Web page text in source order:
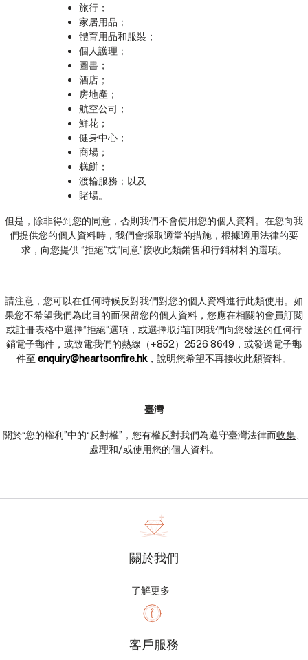
旅行；
家居用品；
體育用品和服裝；
個人護理；
圖書；
酒店；
房地產；
航空公司；
鮮花；
健身中心；
商場；
糕餅；
渡輪服務；以及
賭場。
但是，除非得到您的同意，否則我們不會使用您的個人資料。在您向我
們提供您的個人資料時，我們會採取適當的措施，根據適用法律的要
求，向您提供 “拒絕”或“同意”接收此類銷售和行銷材料的選項。
請注意，您可以在任何時候反對我們對您的個人資料進行此類使用。如
果您不希望我們為此目的而保留您的個人資料，您應在相關的會員訂閱
或註冊表格中選擇“拒絕”選項，或選擇取消訂閱我們向您發送的任何行
銷電子郵件，或致電我們的熱線（+852）2526 8649，或發送電子郵
件至enquiry@heartsonfire.hk，說明您希望不再接收此類資料。
臺灣
關於“您的權利”中的“反對權”，您有權反對我們為遵守臺灣法律而收集、
處理和/或使用您的個人資料。
關於我們
了解更多
客戶服務